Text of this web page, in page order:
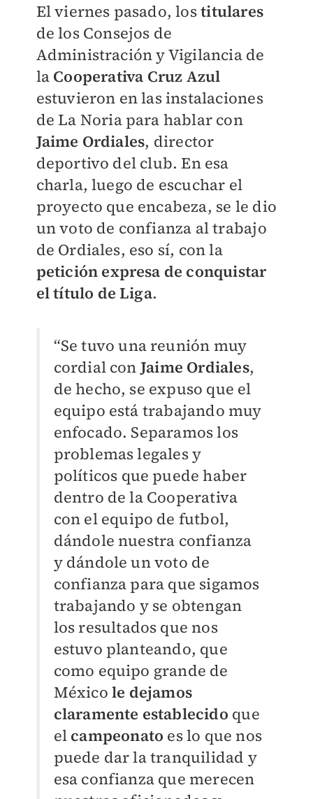
El viernes pasado, lostitulares
de los Consejos de
Administración y Vigilancia de
la Cooperativa Cruz Azul
estuvieron en las instalaciones
de La Noria para hablar con
Jaime Ordiales, director
deportivo del club. En esa
charla, luego de escuchar el
proyecto que encabeza, se le dio
un voto de confianza al trabajo
de Ordiales, eso sí, con la
petición expresa de conquistar
el título de Liga.
“Se tuvo una reunión muy
cordial con Jaime Ordiales,
de hecho, se expuso que el
equipo está trabajando muy
enfocado. Separamos los
problemas legales y
políticos que puede haber
dentro de la Cooperativa
con el equipo de futbol,
dándole nuestra confianza
y dándole un voto de
confianza para que sigamos
trabajando y se obtengan
los resultados que nos
estuvo planteando, que
como equipo grande de
México le dejamos
claramente establecido que
el campeonato es lo que nos
puede dar la tranquilidad y
esa confianza que merecen